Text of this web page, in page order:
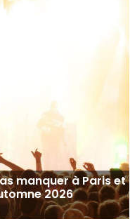
manquer à Paris et
2026